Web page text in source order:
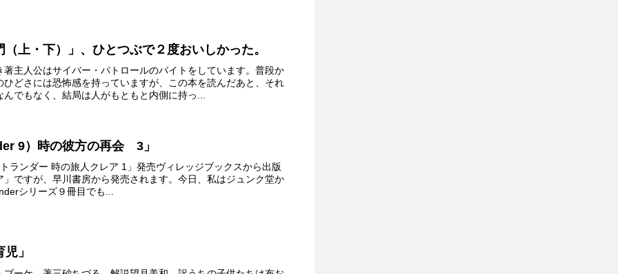
上・下）」、ひとつぶで２度おいしかった。
主人公はサイバー・パトロールのバイトをしています。普段か
ひどさには恐怖感を持っていますが、この本を読んだあと、それ
でもなく、結局は人がもともと内側に持っ...
9）時の彼方の再会 3」
ランダー 時の旅人クレア 1」発売ヴィレッジブックスから出版
ですが、早川書房から発売されます。今日、私はジュンク堂か
シリーズ９冊目でも...
」